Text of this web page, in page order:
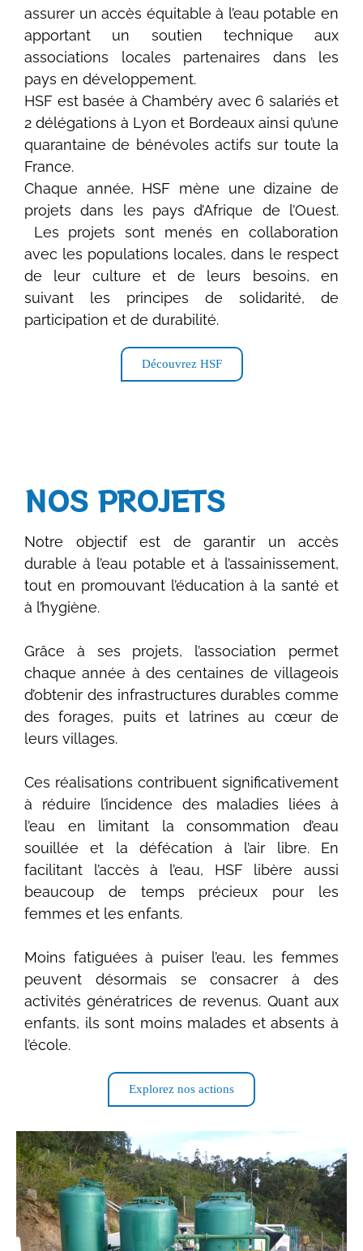
assurer un accès équitable à l’eau potable en
apportant un soutien technique aux
associations locales partenaires dans les
pays en développement.
HSF est basée à Chambéry avec 6 salariés et
2 délégations à Lyon et Bordeaux ainsi qu’une
quarantaine de bénévoles actifs sur toute la
France.
Chaque année, HSF mène une dizaine de
projets dans les pays d’Afrique de l’Ouest.
Les projets sont menés en collaboration
avec les populations locales, dans le respect
de leur culture et de leurs besoins, en
suivant les principes de solidarité, de
participation et de durabilité.
Découvrez HSF
NOS PROJETS
Notre objectif est de garantir un accès
durable à l’eau potable et à l’assainissement,
tout en promouvant l’éducation à la santé et
à l’hygiène.
Grâce à ses projets, l’association permet
chaque année à des centaines de villageois
d’obtenir des infrastructures durables comme
des forages, puits et latrines au cœur de
leurs villages.
Ces réalisations contribuent significativement
à réduire l’incidence des maladies liées à
l’eau en limitant la consommation d’eau
souillée et la défécation à l’air libre. En
facilitant l’accès à l’eau, HSF libère aussi
beaucoup de temps précieux pour les
femmes et les enfants.
Moins fatiguées à puiser l’eau, les femmes
peuvent désormais se consacrer à des
activités génératrices de revenus. Quant aux
enfants, ils sont moins malades et absents à
l’école.
Explorez nos actions